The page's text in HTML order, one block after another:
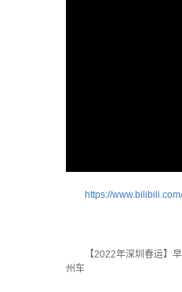
https://
【2022年深圳春运】
州车